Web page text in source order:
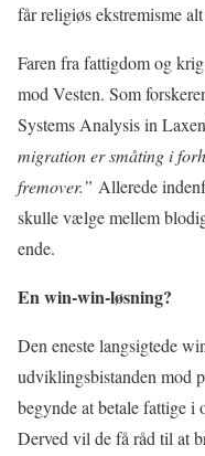
får religiøs ekstremisme
Faren fra fattigdom og
mod Vesten. Som
Systems Analysis in
migration er småting i
fremover.” Allerede
skulle vælge mellem
ende.
En win-win-løsning?
Den eneste langsigtede
udviklingsbistanden mod
begynde at betale fattige i
Derved vil de få råd til at